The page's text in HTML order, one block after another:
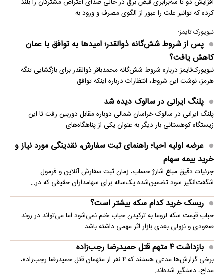
افزایش دو تا سه‌برابری قبض برق در حالی صدای اعتراض مشترکان را بلند
کرده که توانیر علت را عبور از الگوی مصرف و ورود به…
نیویورک تایمز:
پس از شروط شش‌گانه ذوالقدر؛ امیدها به توافق با عمان
کاهش یافت؟
نیویورک‌تایمز درباره شروط شش‌گانه محمدباقر ذوالقدر برای بازگشایی تنگه
هرمز، نوشت این شروط، انتظارات درباره اینکه توافق…
پلنگ ایرانی در سالوک دیده شد
پلنگ ایرانی در سالوک خراسان شمالی دوباره مقابل دوربین رفت تا این
زیستگاه کوهستانی بار دیگر به عنوان یکی از پناهگاه‌های…
عرضه اولیه احیا؛ راهنمای ثبت سفارش، نقدینگی مورد نیاز و
خرید بیمه سهام
جزئیات دقیق مبلغ شارژ حساب، زمان ثبت سفارش آنلاین و فرمول
شگفت‌انگیز سود تضمین‌شده یک‌ساله برای سهامداران حقیقی که در…
ریسک خرید کدام سکه بیشتر است؟
حباب قیمت سکه لزوما به ترکیدن حباب ختم نمی‌شود اما می‌تواند در روند
صعودی و نزولی بعدی بازار اثر مهمی داشته باشد
بازداشت ۴ متهم قتل حمیدرضا رجب‌زاده
برخی گزارش‌ها مدعی هستند که ۴ نفر از متهمان قتل حمیدرضا رجب‌زاده،
مداح، دستگیر شده‌اند.